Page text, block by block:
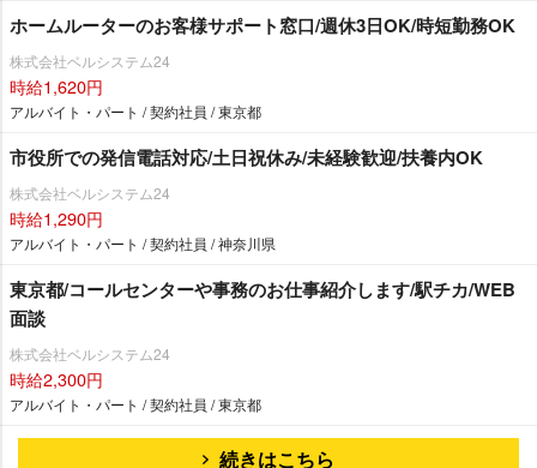
ホームルーターのお客様サポート窓口/週休3日OK/時短勤務OK
株式会社ベルシステム24
時給1,620円
アルバイト・パート / 契約社員 / 東京都
市役所での発信電話対応/土日祝休み/未経験歓迎/扶養内OK
株式会社ベルシステム24
時給1,290円
アルバイト・パート / 契約社員 / 神奈川県
東京都/コールセンターや事務のお仕事紹介します/駅チカ/WEB
面談
株式会社ベルシステム24
時給2,300円
アルバイト・パート / 契約社員 / 東京都
続きはこちら